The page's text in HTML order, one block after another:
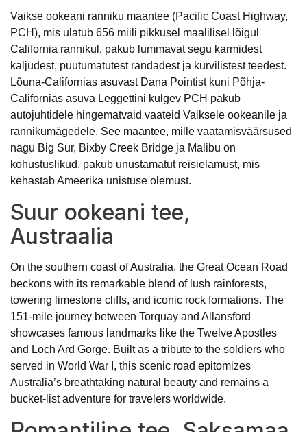
Vaikse ookeani ranniku maantee (Pacific Coast Highway,
PCH), mis ulatub 656 miili pikkusel maalilisel lõigul
California rannikul, pakub lummavat segu karmidest
kaljudest, puutumatutest randadest ja kurvilistest teedest.
Lõuna-Californias asuvast Dana Pointist kuni Põhja-
Californias asuva Leggettini kulgev PCH pakub
autojuhtidele hingematvaid vaateid Vaiksele ookeanile ja
rannikumägedele. See maantee, mille vaatamisväärsused
nagu Big Sur, Bixby Creek Bridge ja Malibu on
kohustuslikud, pakub unustamatut reisielamust, mis
kehastab Ameerika unistuse olemust.
Suur ookeani tee,
Austraalia
On the southern coast of Australia, the Great Ocean Road
beckons with its remarkable blend of lush rainforests,
towering limestone cliffs, and iconic rock formations. The
151-mile journey between Torquay and Allansford
showcases famous landmarks like the Twelve Apostles
and Loch Ard Gorge. Built as a tribute to the soldiers who
served in World War I, this scenic road epitomizes
Australia’s breathtaking natural beauty and remains a
bucket-list adventure for travelers worldwide.